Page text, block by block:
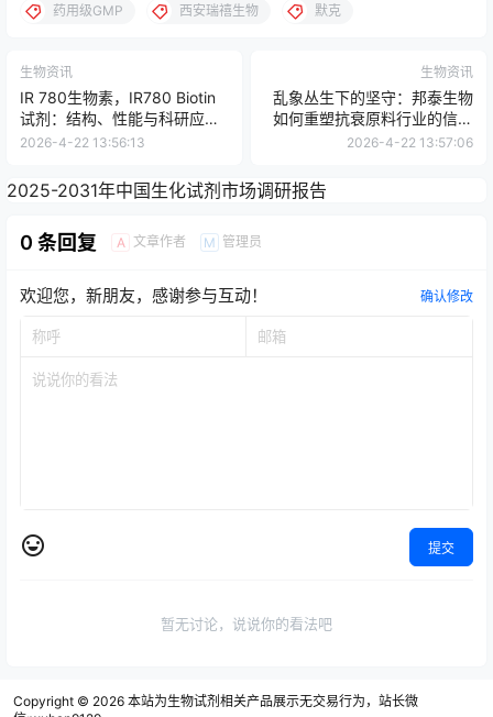
药用级GMP 西安瑞禧生物 默克
生物资讯
IR 780生物素，IR780 Biotin
试剂：结构、性能与科研应用
全梳理
2026-4-22 13:56:13
生物资讯
乱象丛生下的坚守：邦泰生物
如何重塑抗衰原料行业的信任
基石
2026-4-22 13:57:06
2025-2031年中国生化试剂市场调研报告
0 条回复 A 文章作者 M 管理员
欢迎您，新朋友，感谢参与互动！ 确认修改
提交
暂无讨论，说说你的看法吧
Copyright © 2026 本站为生物试剂相关产品展示无交易行为，站长微